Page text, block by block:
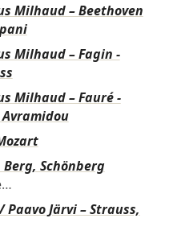
Milhaud – Beethoven
Milhaud – Fagin -
Milhaud – Fauré -
Berg, Schönberg
…
Järvi – Strauss,